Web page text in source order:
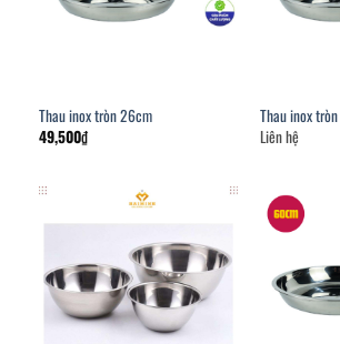
Thau inox tròn 26cm
49,500₫
Thau inox
Liên hệ